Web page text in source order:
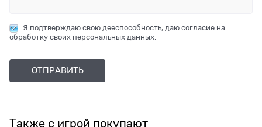
Я подтверждаю свою дееспособность, даю согласие на
обработку своих персональных данных.
Также с игрой покупают